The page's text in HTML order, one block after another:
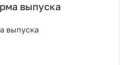
выпуска
выпуска